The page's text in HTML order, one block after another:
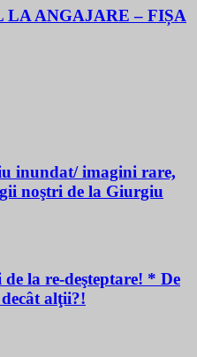
ANGAJARE – FIȘA
inundat/ imagini rare,
noştri de la Giurgiu
la re-deşteptare! * De
alţii?!